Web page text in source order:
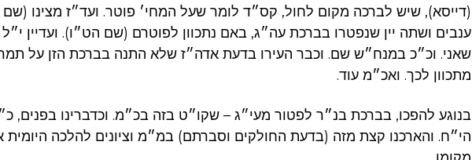
(דייסא), שיש לברכה מקום לחול, קס״ד לומר שעל המחי׳ פוטר. ועד״ז מצינו
ענבים ושתה יין שנפטרו בברכת עה״ג, באם נתכוון לפוטרם (שם הט״ו). ועדיין
שאני. וכ״כ במנח״ש שם. וכבר העירו בדעת אדה״ז שלא התנה בברכת הזן על
מתכוון לכך. ואכ״מ עוד.
בנוגע להפכו, בברכת בנ״ר לפטור מעי״ג – שקו״ט בזה בכ״מ. וכדברינו בפנים,
הי״ח. והארכנו קצת מזה (בדעת החולקים וסברתם) במ״מ וציונים להלכה היומית